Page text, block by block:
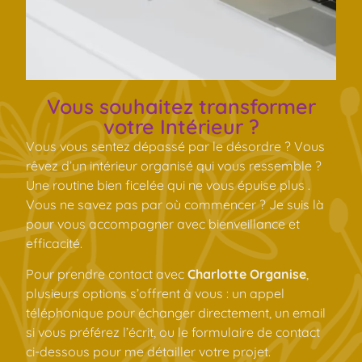
Vous souhaitez transformer
votre Intérieur ?
Vous vous sentez dépassé par le désordre ? Vous
rêvez d’un intérieur organisé qui vous ressemble ?
Une routine bien ficelée qui ne vous épuise plus .
Vous ne savez pas par où commencer ? Je suis là
pour vous accompagner avec bienveillance et
efficacité.
Pour prendre contact avecCharlotte Organise,
plusieurs options s’offrent à vous : un appel
téléphonique pour échanger directement, un email
si vous préférez l’écrit, ou le formulaire de contact
ci-dessous pour me détailler votre projet.